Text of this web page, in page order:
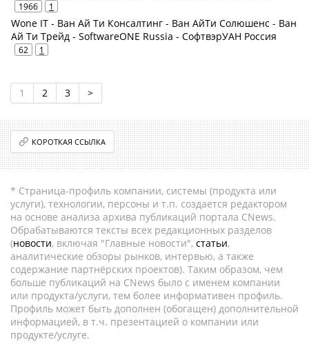
1966 1
Wone IT - Ван Ай Ти Консалтинг - Ван АйТи Солюшенс - Ван
Ай Ти Трейд - SoftwareONE Russia - СофтвэрУАН Россия
62 1
1 2 3 >
КОРОТКАЯ ССЫЛКА
* Страница-профиль компании, системы (продукта или
услуги), технологии, персоны и т.п. создается редактором
на основе анализа архива публикаций портала CNews.
Обрабатываются тексты всех редакционных разделов
(новости, включая "Главные новости", статьи,
аналитические обзоры рынков, интервью, а также
содержание партнёрских проектов). Таким образом, чем
больше публикаций на CNews было с именем компании
или продукта/услуги, тем более информативен профиль.
Профиль может быть дополнен (обогащен) дополнительной
информацией, в т.ч. презентацией о компании или
продукте/услуге.